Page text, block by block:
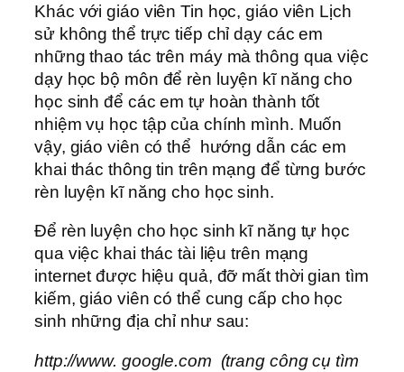
Khác với giáo viên Tin học, giáo viên Lịch
sử không thể trực tiếp chỉ dạy các em
những thao tác trên máy mà thông qua việc
dạy học bộ môn để rèn luyện kĩ năng cho
học sinh để các em tự hoàn thành tốt
nhiệm vụ học tập của chính mình. Muốn
vậy, giáo viên có thể hướng dẫn các em
khai thác thông tin trên mạng để từng bước
rèn luyện kĩ năng cho học sinh.
Để rèn luyện cho học sinh kĩ năng tự học
qua việc khai thác tài liệu trên mạng
internet được hiệu quả, đỡ mất thời gian tìm
kiếm, giáo viên có thể cung cấp cho học
sinh những địa chỉ như sau:
http://www. google.com (trang công cụ tìm